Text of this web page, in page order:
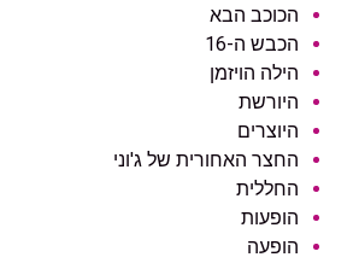
הכוכב הבא
הכבש ה-16
הילה הויזמן
היורשת
היוצרים
החצר האחורית של ג'וני
החללית
הופעות
הופעה